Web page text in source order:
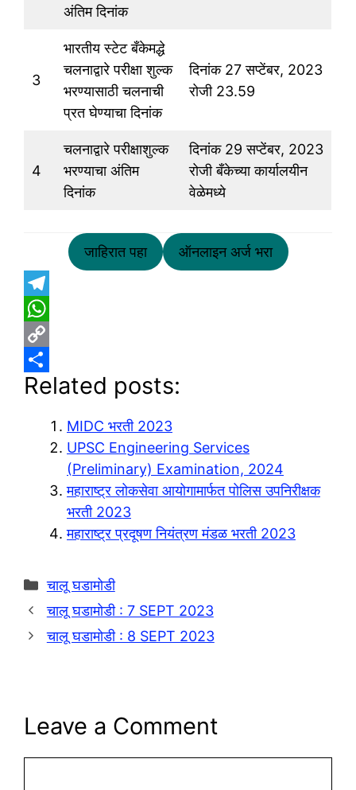
अंतिम दिनांक
3
भारतीय स्टेट बँकेमद्धे
चलनाद्वारे परीक्षा शुल्क
भरण्यासाठी चलनाची
प्रत घेण्याचा दिनांक
दिनांक 27 सप्टेंबर, 2023
रोजी 23.59
4
चलनाद्वारे परीक्षाशुल्क
भरण्याचा अंतिम
दिनांक
दिनांक 29 सप्टेंबर, 2023
रोजी बँकेच्या कार्यालयीन
वेळेमध्ये
जाहिरात पहा ऑनलाइन अर्ज भरा
T
e
e
W
h
a
C
o
S
Related posts:
MIDC भरती 2023
UPSC Engineering Services
(Preliminary) Examination, 2024
महाराष्ट्र लोकसेवा आयोगामार्फत पोलिस उपनिरीक्षक
भरती 2023
महाराष्ट्र प्रदूषण नियंत्रण मंडळ भरती 2023
Categories
चालू घडामोडी
चालू घडामोडी : 7 SEPT 2023
चालू घडामोडी : 8 SEPT 2023
Leave a Comment